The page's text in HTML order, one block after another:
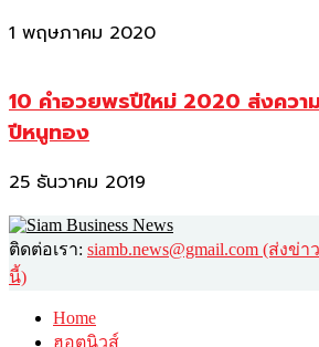
1 พฤษภาคม 2020
10 คำอวยพรปีใหม่ 2020 ส่งคว
ปีหนูทอง
25 ธันวาคม 2019
ติดต่อเรา: siamb.news@gmail.com (ส่ง
นี้)
Home
ฮอตนิวส์